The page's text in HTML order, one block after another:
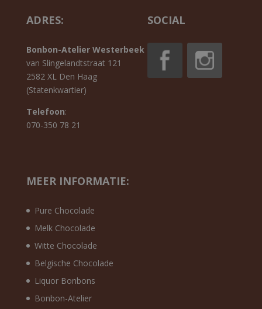
ADRES:
Bonbon-Atelier Westerbeek
van Slingelandtstraat 121
2582 XL Den Haag
(Statenkwartier)
Telefoon:
070-350 78 21
SOCIAL
MEER INFORMATIE:
Pure Chocolade
Melk Chocolade
Witte Chocolade
Belgische Chocolade
Liquor Bonbons
Bonbon-Atelier